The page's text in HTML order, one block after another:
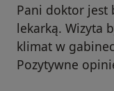
Pani doktor jest
lekarką. Wizyta
klimat w
Pozytywne